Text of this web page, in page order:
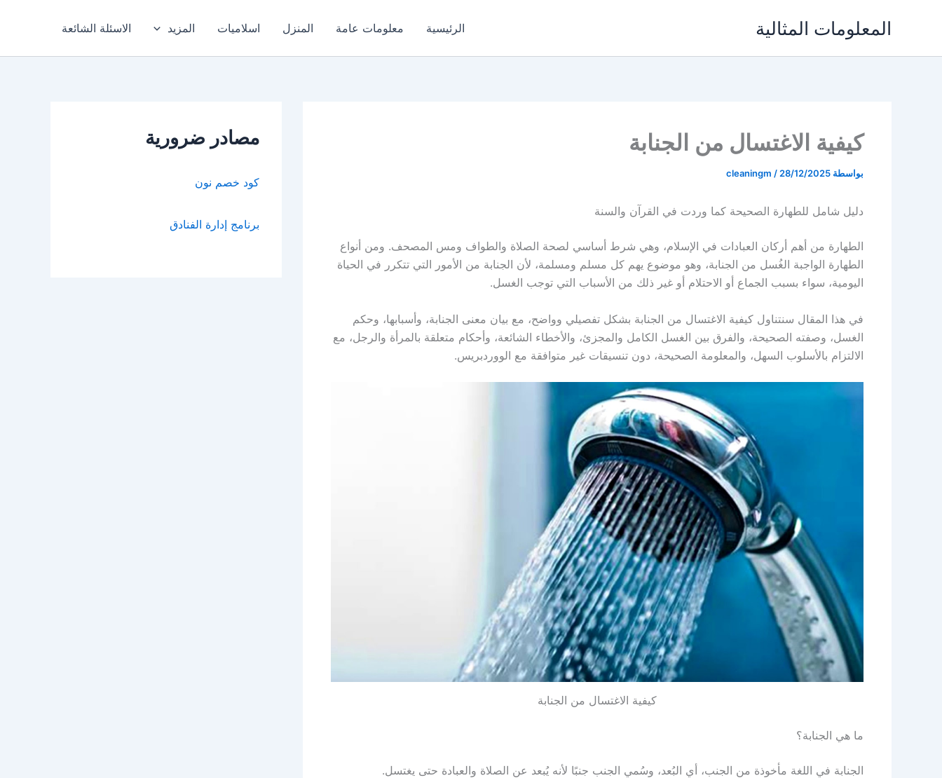
المعلومات المثالية الرئيسية معلومات عامة المنزل اسلاميات المزيد الاسئلة الشائعة
كيفية الاغتسال من الجنابة
بواسطة cleaningm / 28/12/2025
دليل شامل للطهارة الصحيحة كما وردت في القرآن والسنة
الطهارة من أهم أركان العبادات في الإسلام، وهي شرط أساسي لصحة الصلاة والطواف ومس المصحف. ومن أنواع
الطهارة الواجبة الغُسل من الجنابة، وهو موضوع يهم كل مسلم ومسلمة، لأن الجنابة من الأمور التي تتكرر في الحياة
اليومية، سواء بسبب الجماع أو الاحتلام أو غير ذلك من الأسباب التي توجب الغسل.
في هذا المقال سنتناول كيفية الاغتسال من الجنابة بشكل تفصيلي وواضح، مع بيان معنى الجنابة، وأسبابها، وحكم
الغسل، وصفته الصحيحة، والفرق بين الغسل الكامل والمجزئ، والأخطاء الشائعة، وأحكام متعلقة بالمرأة والرجل، مع
الالتزام بالأسلوب السهل، والمعلومة الصحيحة، دون تنسيقات غير متوافقة مع الووردبريس.
كيفية الاغتسال من الجنابة
ما هي الجنابة؟
الجنابة في اللغة مأخوذة من الجنب، أي البُعد، وسُمي الجنب جنبًا لأنه يُبعد عن الصلاة والعبادة حتى يغتسل.
مصادر ضرورية
كود خصم نون
برنامج إدارة الفنادق